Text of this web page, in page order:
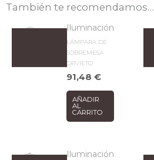
También te recomendamos…
Iluminación
LÁMPARA DE
SOBREMESA
ORVIETO
91,48€
AÑADIR
AL
CARRITO
Iluminación